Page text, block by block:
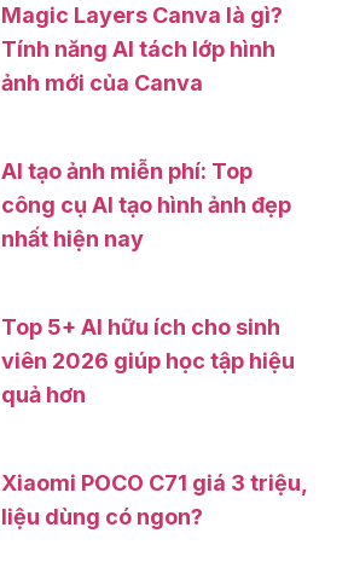
Magic Layers Canva là gì?
Tính năng AI tách lớp hình
ảnh mới của Canva
AI tạo ảnh miễn phí: Top
công cụ AI tạo hình ảnh đẹp
nhất hiện nay
Top 5+ AI hữu ích cho sinh
viên 2026 giúp học tập hiệu
quả hơn
Xiaomi POCO C71 giá 3 triệu,
liệu dùng có ngon?